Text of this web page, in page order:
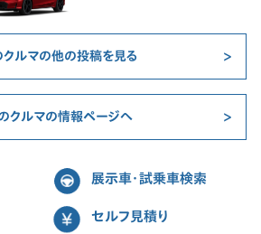
クルマの他の投稿を見る
クルマの情報ページへ
展示車・試乗車検索
セルフ見積り